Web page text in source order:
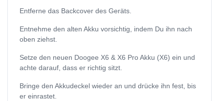
Entferne das Backcover des Geräts.
Entnehme den alten Akku vorsichtig, indem Du ihn nach
oben ziehst.
Setze den neuen Doogee X6 & X6 Pro Akku (X6) ein und
achte darauf, dass er richtig sitzt.
Bringe den Akkudeckel wieder an und drücke ihn fest, bis
er einrastet.